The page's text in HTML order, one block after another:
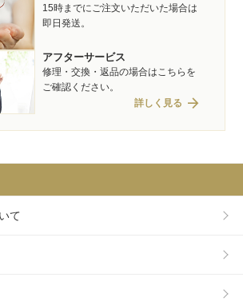
15時までにご注文いただいた場合は
即日発送。
アフターサービス
修理・交換・返品の場合はこちらを
ご確認ください。
詳しく見る arrow_forward
て